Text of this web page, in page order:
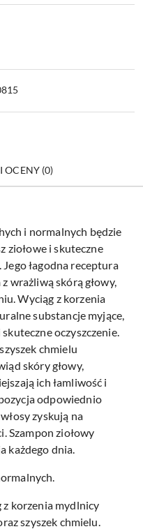
OCENY (0)
i normalnych będzie
ziołowe i skuteczne
łagodna receptura
wrażliwą skórą głowy,
Wyciąg z korzenia
substancje myjące,
oczyszczenie.
chmielu
skóry głowy,
ich łamliwość i
odpowiednio
zyskują na
Szampon ziołowy
każdego dnia.
z korzenia mydlnicy
szyszek chmielu.